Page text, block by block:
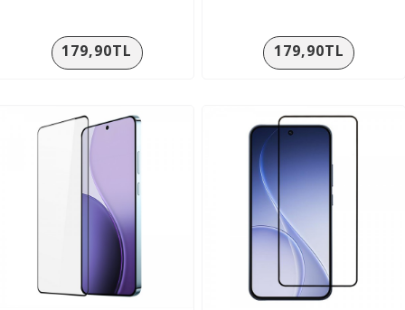
179,90TL 179,90TL